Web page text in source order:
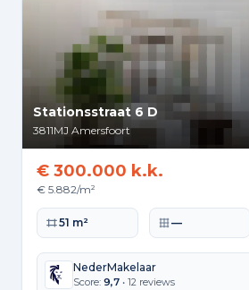
Stationsstraat 6 D
3811MJ Amersfoort
€ 300.000 k.k.
€ 5.882/m²
Woonoppervlakte
51 m² Perceeloppervlakte
—
NederMakelaar
Score: 9,7 • 12 reviews